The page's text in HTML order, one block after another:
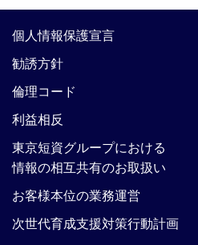
個人情報保護宣言
勧誘方針
倫理コード
利益相反
東京短資グループにおける
情報の相互共有のお取扱い
お客様本位の業務運営
次世代育成支援対策行動計画